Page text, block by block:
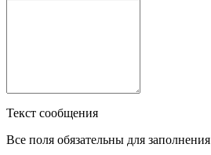
Текст сообщения
Все поля обязательны для заполнения